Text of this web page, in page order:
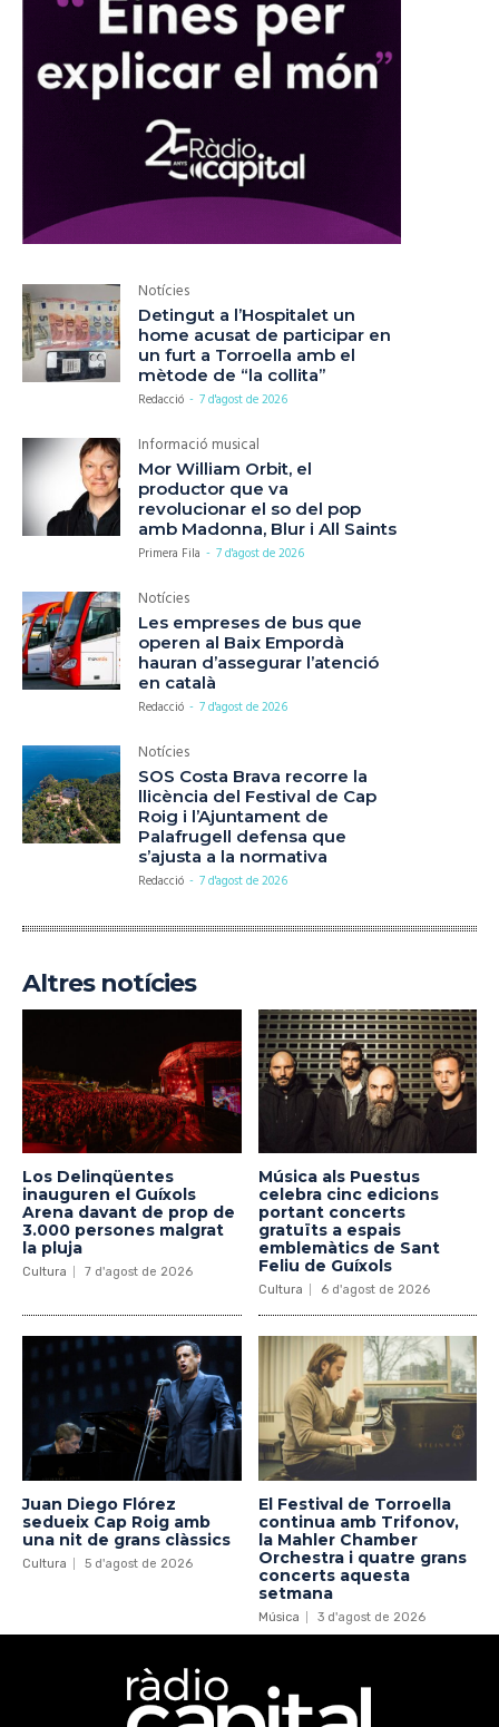
Notícies
Detingut a l’Hospitalet un
home acusat de participar en
un furt a Torroella amb el
mètode de “la collita”
Redacció - 7 d'agost de 2026
Informació musical
Mor William Orbit, el
productor que va
revolucionar el so del pop
amb Madonna, Blur i All Saints
Primera Fila - 7 d'agost de 2026
Notícies
Les empreses de bus que
operen al Baix Empordà
hauran d’assegurar l’atenció
en català
Redacció - 7 d'agost de 2026
Notícies
SOS Costa Brava recorre la
llicència del Festival de Cap
Roig i l’Ajuntament de
Palafrugell defensa que
s’ajusta a la normativa
Redacció - 7 d'agost de 2026
Altres notícies
Los Delinqüentes
inauguren el Guíxols
Arena davant de prop de
3.000 persones malgrat
la pluja
Cultura 7 d'agost de 2026
Música als Puestus
celebra cinc edicions
portant concerts
gratuïts a espais
emblemàtics de Sant
Feliu de Guíxols
Cultura 6 d'agost de 2026
Juan Diego Flórez
sedueix Cap Roig amb
una nit de grans clàssics
Cultura 5 d'agost de 2026
El Festival de Torroella
continua amb Trifonov,
la Mahler Chamber
Orchestra i quatre grans
concerts aquesta
setmana
Música 3 d'agost de 2026